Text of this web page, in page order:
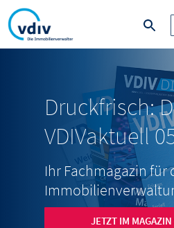
Druckfrisch:
VDIVaktuell
Ihr Fachmagazin für
JETZT IM